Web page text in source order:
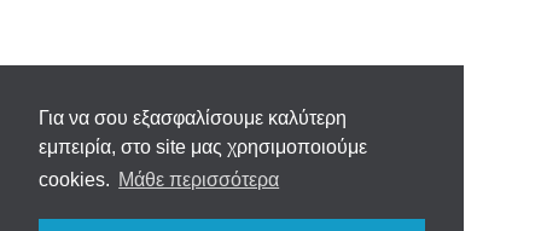
Για να σου εξασφαλίσουμε καλύτερη
εμπειρία, στο site μας χρησιμοποιούμε
cookies. Μάθε περισσότερα